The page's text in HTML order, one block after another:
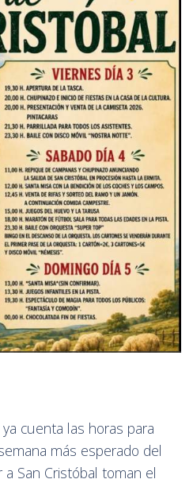
cuenta las horas para
más esperado del
San Cristóbal toman el